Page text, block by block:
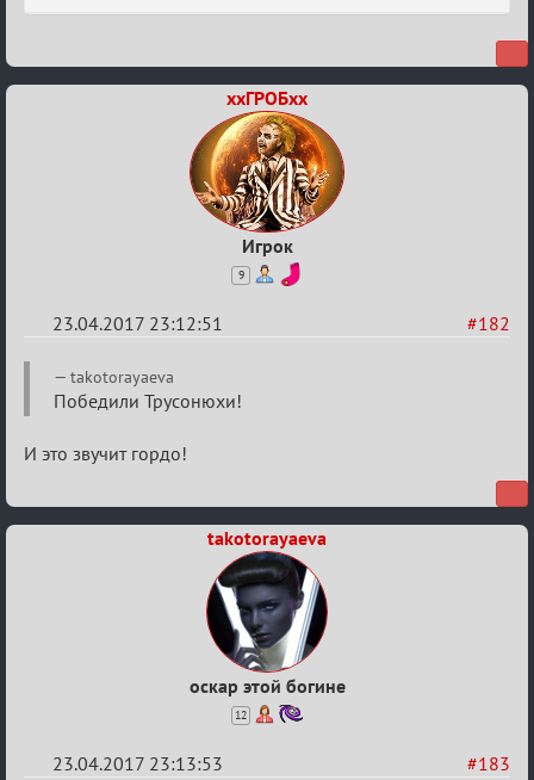
Boyard
ххГРОБхх
Игрок
9
#182
23.04.2017 23:12:51
Re:
Hot
Boyard
takotorayaeva
Победили Трусонюхи!
И это звучит гордо!
takotorayaeva
оскар этой богине
12
#183
23.04.2017 23:13:53